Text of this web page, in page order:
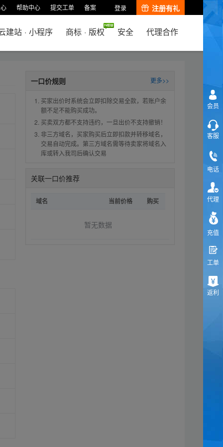
帮助中心 提交工单 备案 登录 注册有礼
建站 · 小程序 商标 · 版权 安全 代理合作
一口价规则 更多>>
买家出价时系统会立即扣除交易全款，若账户余
额不足不能购买成功。
买卖双方都不支持违约，一旦出价不支持撤销！
非三方域名，买家购买后立即扣款并转移域名，
交易自动完成。第三方域名需等待卖家将域名入
库或转入我司后确认交易
关联一口价推荐
域名 当前价格 购买
暂无数据
会员
客服
电话
代理
充值
工单
返利